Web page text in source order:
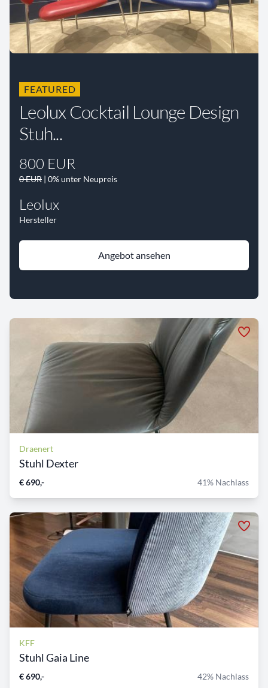
FEATURED
Leolux Cocktail Lounge Design
Stuh...
800 EUR
0 EUR | 0% unter Neupreis
Leolux
Hersteller
Angebot ansehen
Draenert
Stuhl Dexter
€ 690,- 41% Nachlass
KFF
Stuhl Gaia Line
€ 690,- 42% Nachlass